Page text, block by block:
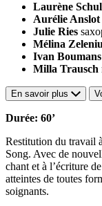
Laurène
Aurélie Anslot
Julie Ries
Mélina
Ivan Boumans
Milla Trausch
En savoir plus
Durée: 60’
Restitution du travail
Song. Avec de
chant et à l’écriture
atteintes de toutes
soignants.